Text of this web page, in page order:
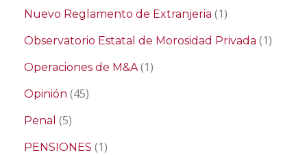
Nuevo Reglamento de Extranjeria (1)
Observatorio Estatal de Morosidad Privada (1)
Operaciones de M&A(1)
Opinión (45)
Penal (5)
PENSIONES (1)